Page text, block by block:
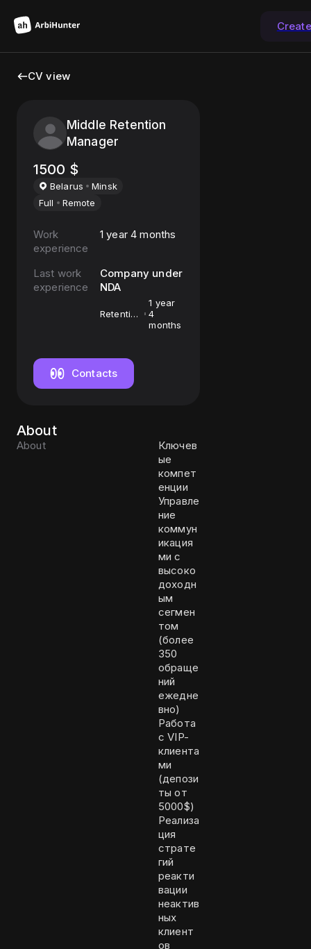
CV view
Middle Retention
Manager
1500 $
Belarus
Minsk
Full
Remote
Work
experience
1 year 4 months
Last work
experience
Company under
NDA
Retention
1 year
4
months
Contacts
About
About
Ключев
ые
компет
енции
Управле
ние
коммун
икация
ми с
высоко
доходн
ым
сегмен
том
(более
350
обраще
ний
ежедне
вно)
Работа
с VIP-
клиента
ми
(депози
ты от
5000$)
Реализа
ция
страте
гий
реакти
вации
неактив
ных
клиент
ов